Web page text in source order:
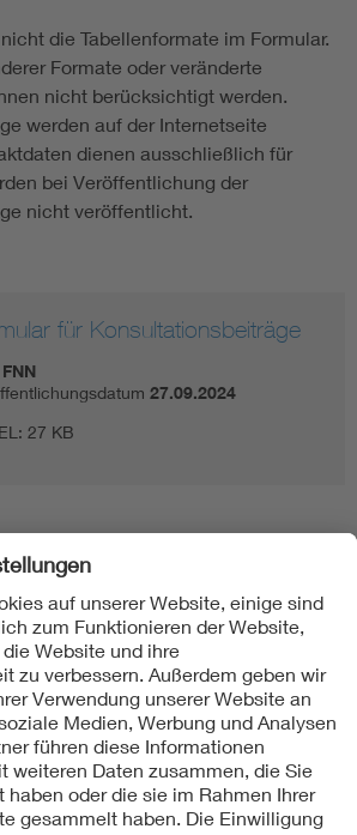
die Tabellenformate im Formular.
Formate oder veränderte
nicht berücksichtigt werden.
werden auf der Internetseite
dienen ausschließlich für
bei Veröffentlichung der
nicht veröffentlicht.
für Konsultationsbeiträge
27.09.2024
27 KB